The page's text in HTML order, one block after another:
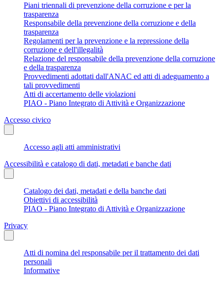
Piani triennali di prevenzione della corruzione e per la
trasparenza
Responsabile della prevenzione della corruzione e della
trasparenza
Regolamenti per la prevenzione e la repressione della
corruzione e dell'illegalità
Relazione del responsabile della prevenzione della corruzione
e della trasparenza
Provvedimenti adottati dall'ANAC ed atti di adeguamento a
tali provvedimenti
Atti di accertamento delle violazioni
PIAO - Piano Integrato di Attività e Organizzazione
Accesso civico
Accesso agli atti amministrativi
Accessibilità e catalogo di dati, metadati e banche dati
Catalogo dei dati, metadati e della banche dati
Obiettivi di accessibilità
PIAO - Piano Integrato di Attività e Organizzazione
Privacy
Atti di nomina del responsabile per il trattamento dei dati
personali
Informative